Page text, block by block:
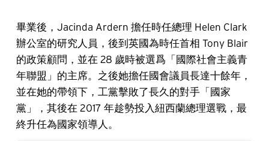
畢業後，Jacinda Ardern 擔任時任總理 Helen Clark
辦公室的研究人員，後到英國為時任首相 Tony Blair
的政策顧問，並在 28 歲時被選爲「國際社會主義青
年聯盟」的主席。之後她擔任國會議員長達十餘年，
並在她的帶領下，工黨擊敗了長久的對手「國家
黨」，其後在 2017 年趁勢投入紐西蘭總理選戰，最
終升任為國家領導人。